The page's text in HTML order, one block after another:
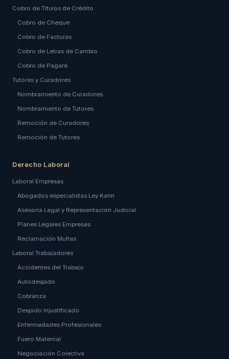
Cobro de Títulos de Crédito
Cobro de Cheque
Cobro de Facturas
Cobro de Letras de Cambio
Cobro de Pagaré
Tutores y Curadores
Nombramiento de Curadores
Nombramiento de Tutores
Remoción de Curadores
Remoción de Tutores
Derecho Laboral
Laboral Empresas
Abogados especialistas Ley Karin
Asesoría Legal y Representación Judicial
Planes Legales Empresas
Reclamación Multas
Laboral Trabajadores
Accidentes del Trabajo
Autodespido
Cobranza
Despido Injustificado
Enfermedades Profesionales
Fuero Maternal
Negociación Colectiva